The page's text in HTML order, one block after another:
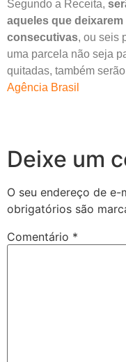
Segundo a Receita,
aqueles que
consecutivas, ou seis
uma parcela não seja
quitadas, também
Agência Brasil
Deixe um
O seu endereço de
obrigatórios são
Comentário *